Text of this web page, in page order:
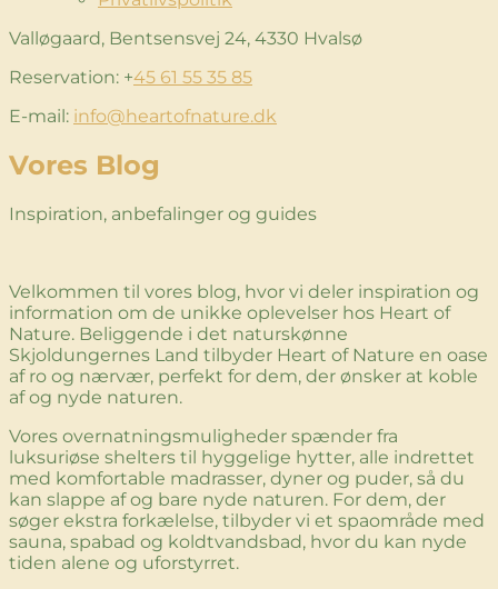
Valløgaard, Bentsensvej 24, 4330 Hvalsø
Reservation: +45 61 55 35 85
E-mail: info@heartofnature.dk
Vores Blog
Inspiration, anbefalinger og guides
Velkommen til vores blog, hvor vi deler inspiration og
information om de unikke oplevelser hos Heart of
Nature. Beliggende i det naturskønne
Skjoldungernes Land tilbyder Heart of Nature en oase
af ro og nærvær, perfekt for dem, der ønsker at koble
af og nyde naturen.
Vores overnatningsmuligheder spænder fra
luksuriøse shelters til hyggelige hytter, alle indrettet
med komfortable madrasser, dyner og puder, så du
kan slappe af og bare nyde naturen. For dem, der
søger ekstra forkælelse, tilbyder vi et spaområde med
sauna, spabad og koldtvandsbad, hvor du kan nyde
tiden alene og uforstyrret.